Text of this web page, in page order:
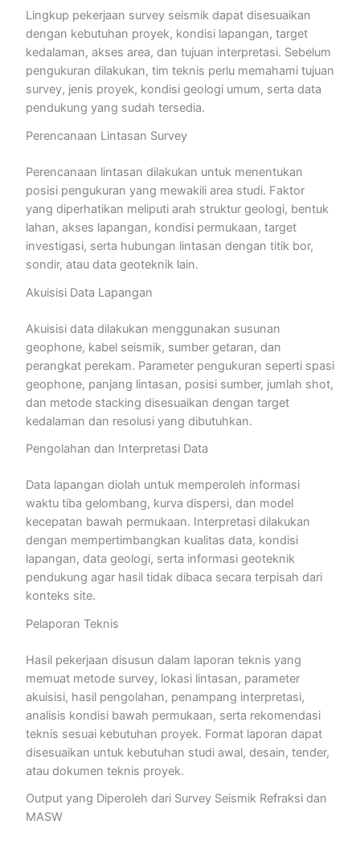
Lingkup pekerjaan survey seismik dapat disesuaikan
dengan kebutuhan proyek, kondisi lapangan, target
kedalaman, akses area, dan tujuan interpretasi. Sebelum
pengukuran dilakukan, tim teknis perlu memahami tujuan
survey, jenis proyek, kondisi geologi umum, serta data
pendukung yang sudah tersedia.
Perencanaan Lintasan Survey
Perencanaan lintasan dilakukan untuk menentukan
posisi pengukuran yang mewakili area studi. Faktor
yang diperhatikan meliputi arah struktur geologi, bentuk
lahan, akses lapangan, kondisi permukaan, target
investigasi, serta hubungan lintasan dengan titik bor,
sondir, atau data geoteknik lain.
Akuisisi Data Lapangan
Akuisisi data dilakukan menggunakan susunan
geophone, kabel seismik, sumber getaran, dan
perangkat perekam. Parameter pengukuran seperti spasi
geophone, panjang lintasan, posisi sumber, jumlah shot,
dan metode stacking disesuaikan dengan target
kedalaman dan resolusi yang dibutuhkan.
Pengolahan dan Interpretasi Data
Data lapangan diolah untuk memperoleh informasi
waktu tiba gelombang, kurva dispersi, dan model
kecepatan bawah permukaan. Interpretasi dilakukan
dengan mempertimbangkan kualitas data, kondisi
lapangan, data geologi, serta informasi geoteknik
pendukung agar hasil tidak dibaca secara terpisah dari
konteks site.
Pelaporan Teknis
Hasil pekerjaan disusun dalam laporan teknis yang
memuat metode survey, lokasi lintasan, parameter
akuisisi, hasil pengolahan, penampang interpretasi,
analisis kondisi bawah permukaan, serta rekomendasi
teknis sesuai kebutuhan proyek. Format laporan dapat
disesuaikan untuk kebutuhan studi awal, desain, tender,
atau dokumen teknis proyek.
Output yang Diperoleh dari Survey Seismik Refraksi dan
MASW